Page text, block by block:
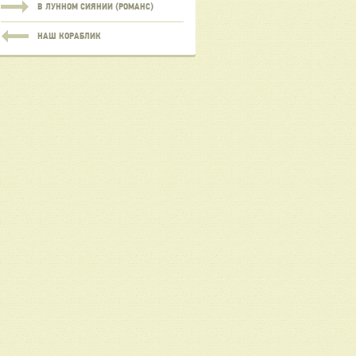
В ЛУННОМ СИЯНИИ (РОМАНС)
НАШ КОРАБЛИК